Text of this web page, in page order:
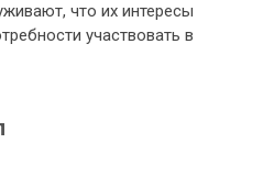
что их интересы
участвовать в